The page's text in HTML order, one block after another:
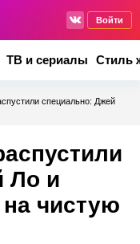
Войти
ТВ и сериалы Стиль
специально: Джей
Ло и
чистую